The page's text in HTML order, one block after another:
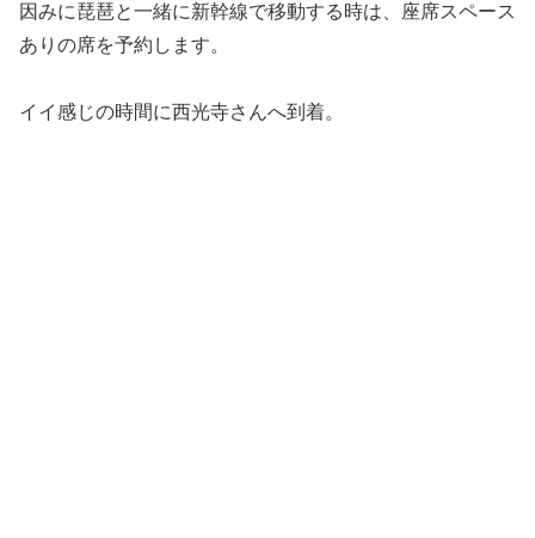
因みに琵琶と一緒に新幹線で移動する時は、座席スペース
ありの席を予約します。
イイ感じの時間に西光寺さんへ到着。